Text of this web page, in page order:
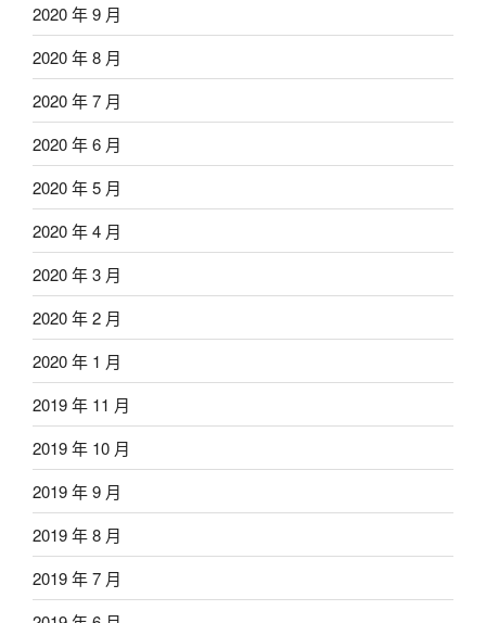
2020 年 9 月
2020 年 8 月
2020 年 7 月
2020 年 6 月
2020 年 5 月
2020 年 4 月
2020 年 3 月
2020 年 2 月
2020 年 1 月
2019 年 11 月
2019 年 10 月
2019 年 9 月
2019 年 8 月
2019 年 7 月